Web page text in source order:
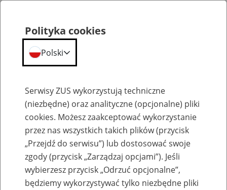
Szkolenia
Polityka cookies
Polski
Serwisy ZUS wykorzystują techniczne
(niezbędne) oraz analityczne (opcjonalne) pliki
cookies. Możesz zaakceptować wykorzystanie
przez nas wszystkich takich plików (przycisk
„Przejdź do serwisu”) lub dostosować swoje
zgody (przycisk „Zarządzaj opcjami”). Jeśli
wybierzesz przycisk „Odrzuć opcjonalne”,
będziemy wykorzystywać tylko niezbędne pliki